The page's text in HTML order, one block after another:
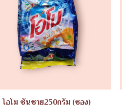
โอโม ซันชาย250กรัม (ซอง)